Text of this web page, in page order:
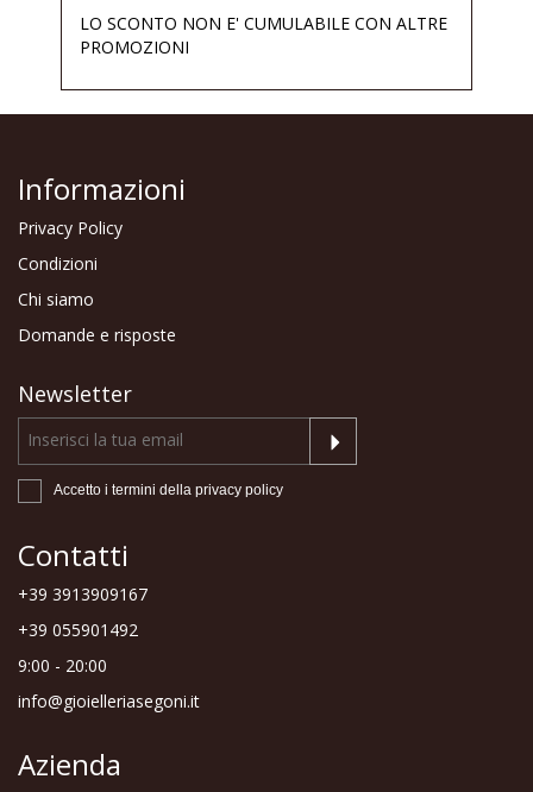
LO SCONTO NON E' CUMULABILE CON ALTRE
PROMOZIONI
Informazioni
Privacy Policy
Condizioni
Chi siamo
Domande e risposte
Newsletter
Accetto i termini della privacy policy
Contatti
+39 3913909167
+39 055901492
9:00 - 20:00
info@gioielleriasegoni.it
Azienda